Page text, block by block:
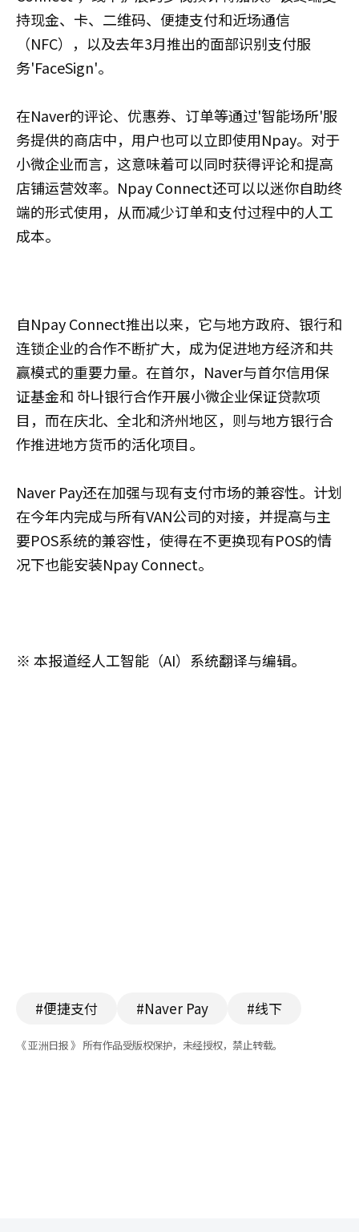
持现金、卡、二维码、便捷支付和近场通信
（NFC），以及去年3月推出的面部识别支付服
务'FaceSign'。
在Naver的评论、优惠券、订单等通过'智能场所'服
务提供的商店中，用户也可以立即使用Npay。对于
小微企业而言，这意味着可以同时获得评论和提高
店铺运营效率。Npay Connect还可以以迷你自助终
端的形式使用，从而减少订单和支付过程中的人工
成本。
自Npay Connect推出以来，它与地方政府、银行和
连锁企业的合作不断扩大，成为促进地方经济和共
赢模式的重要力量。在首尔，Naver与首尔信用保
证基金和 하나银行合作开展小微企业保证贷款项
目，而在庆北、全北和济州地区，则与地方银行合
作推进地方货币的活化项目。
Naver Pay还在加强与现有支付市场的兼容性。计划
在今年内完成与所有VAN公司的对接，并提高与主
要POS系统的兼容性，使得在不更换现有POS的情
况下也能安装Npay Connect。
※ 本报道经人工智能（AI）系统翻译与编辑。
#便捷支付 #Naver Pay #线下
《 亚洲日报 》 所有作品受版权保护，未经授权，禁止转载。